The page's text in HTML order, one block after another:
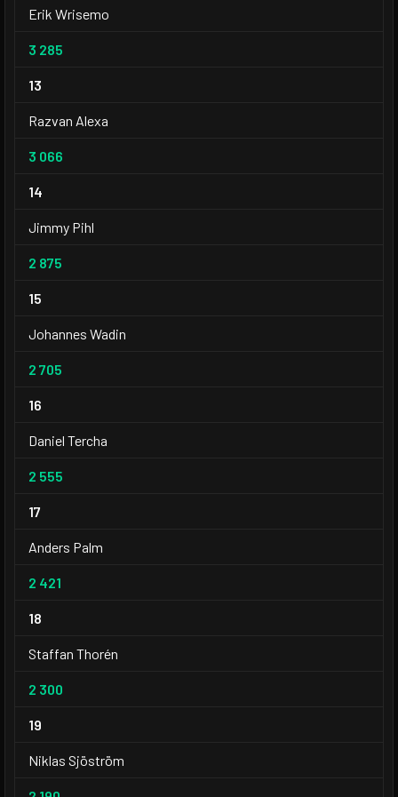
Erik Wrisemo
3 285
13
Razvan Alexa
3 066
14
Jimmy Pihl
2 875
15
Johannes Wadin
2 705
16
Daniel Tercha
2 555
17
Anders Palm
2 421
18
Staffan Thorén
2 300
19
Niklas Sjöström